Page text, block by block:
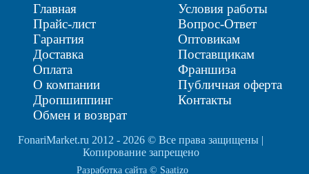
Главная
Прайс-лист
Гарантия
Доставка
Оплата
О компании
Дропшиппинг
Обмен и возврат
Условия работы
Вопрос-Ответ
Оптовикам
Поставщикам
Франшиза
Публичная оферта
Контакты
FonariMarket.ru 2012 - 2026 © Все права защищены |
Копирование запрещено
Разработка сайта © Saatizo